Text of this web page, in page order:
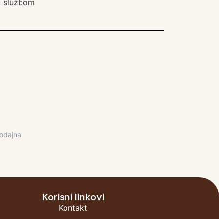
službom
Korisni linkovi
Kontakt